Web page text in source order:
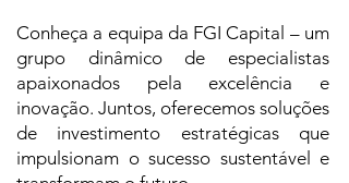
Conheça a equipa da FGI Capital – um
grupo dinâmico de especialistas
apaixonados pela excelência e
inovação. Juntos, oferecemos soluções
de investimento estratégicas que
impulsionam o sucesso sustentável e